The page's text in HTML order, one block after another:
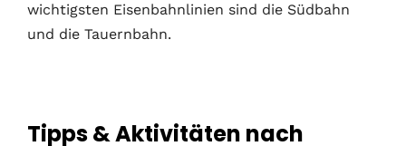
wichtigsten Eisenbahnlinien sind die Südbahn
und die Tauernbahn.
Tipps & Aktivitäten nach